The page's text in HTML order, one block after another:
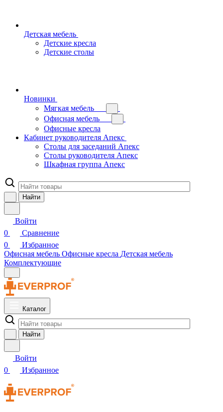
Детская мебель
Детские кресла
Детские столы
Новинки
Мягкая мебель
Офисная мебель
Офисные кресла
Кабинет руководителя Апекс
Столы для заседаний Апекс
Столы руководителя Апекс
Шкафная группа Апекс
Найти
Войти
0
Сравнение
0
Избранное
Офисная мебель Офисные кресла Детская мебель
Комплектующие
Каталог
Найти
Войти
0
Избранное